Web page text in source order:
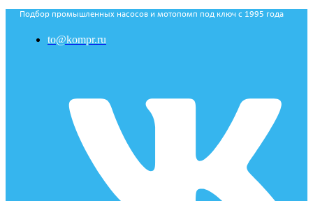
Подбор промышленных насосов и мотопомп под ключ с 1995 года
to@kompr.ru